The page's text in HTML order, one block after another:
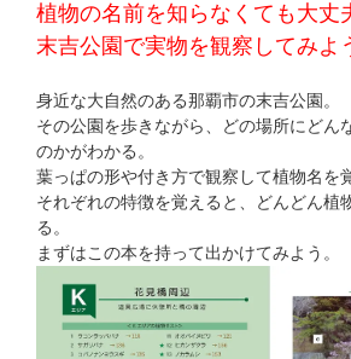
植物の名前を知らなくても大丈
末吉公園で実物を観察してみよ
身近な大自然のある那覇市の末吉公園。
その公園を歩きながら、どの場所にどん
のかがわかる。
葉っぱの形や付き方で観察して植物名を
それぞれの特徴を覚えると、どんどん植
る。
まずはこの本を持って出かけてみよう。